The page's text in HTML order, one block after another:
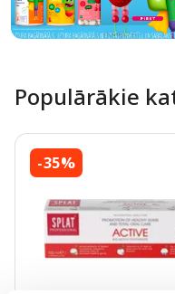
Populārākie
-35%